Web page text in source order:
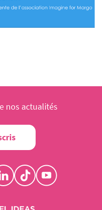
nos actualités